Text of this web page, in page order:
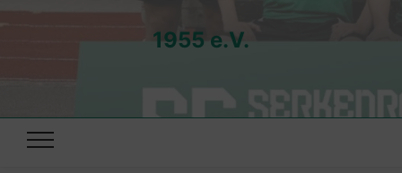
1955 e.V.